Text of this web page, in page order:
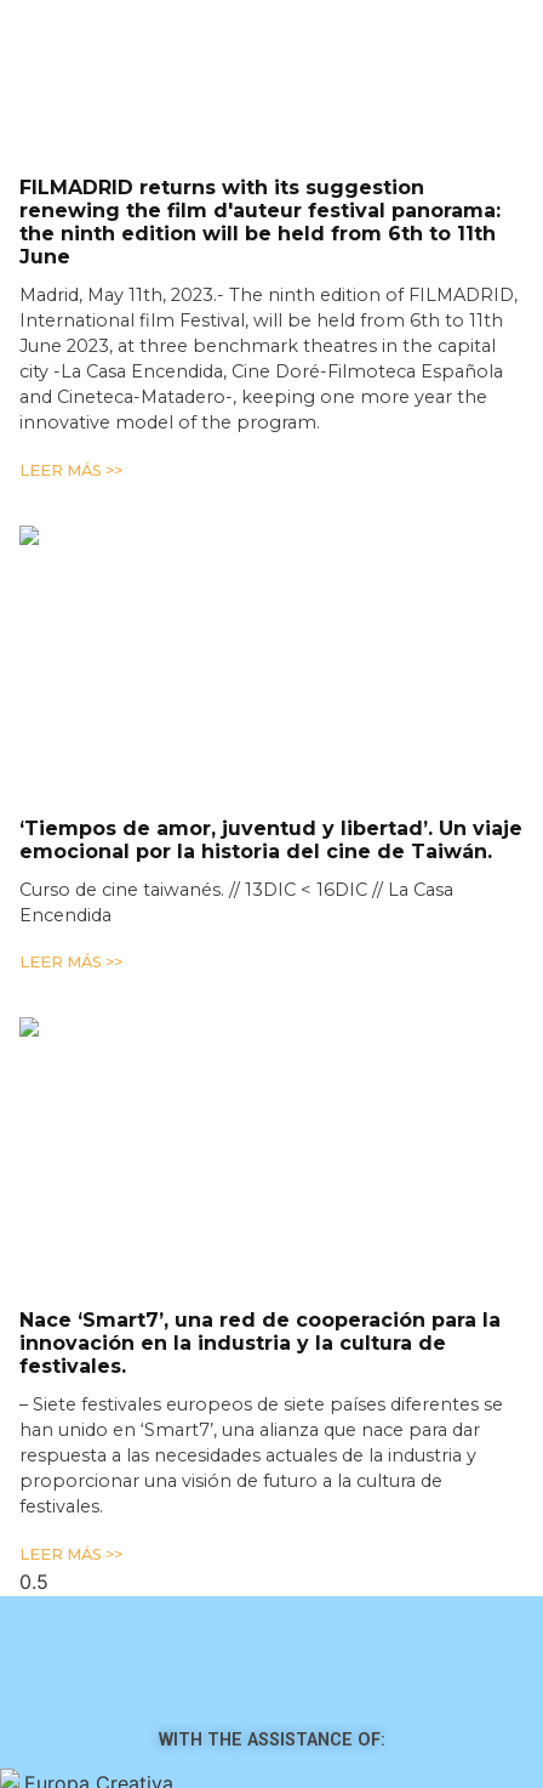
FILMADRID returns with its suggestion
renewing the film d'auteur festival panorama:
the ninth edition will be held from 6th to 11th
June
Madrid, May 11th, 2023.- The ninth edition of FILMADRID,
International film Festival, will be held from 6th to 11th
June 2023, at three benchmark theatres in the capital
city -La Casa Encendida, Cine Doré-Filmoteca Española
and Cineteca-Matadero-, keeping one more year the
innovative model of the program.
LEER MÁS >>
‘Tiempos de amor, juventud y libertad’. Un viaje
emocional por la historia del cine de Taiwán.
Curso de cine taiwanés. // 13DIC < 16DIC // La Casa
Encendida
LEER MÁS >>
Nace ‘Smart7’, una red de cooperación para la
innovación en la industria y la cultura de
festivales.
– Siete festivales europeos de siete países diferentes se
han unido en ‘Smart7’, una alianza que nace para dar
respuesta a las necesidades actuales de la industria y
proporcionar una visión de futuro a la cultura de
festivales.
LEER MÁS >>
WITH THE ASSISTANCE OF: